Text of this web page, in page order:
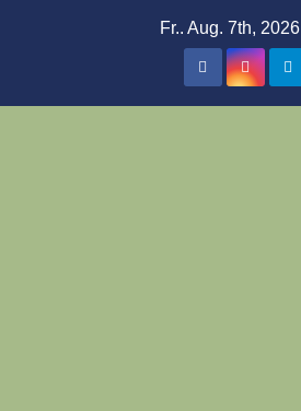
Fr.. Aug. 7th, 2026